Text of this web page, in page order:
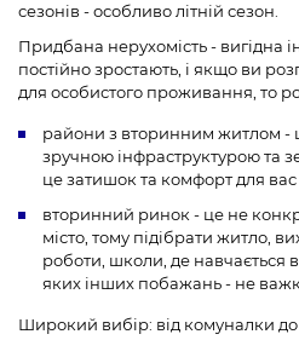
сезонів - особливо літній сезон.
Придбана нерухомість - вигідна
постійно зростають, і якщо ви
для особистого проживання, то
райони з вторинним житлом -
зручною інфраструктурою та
це затишок та комфорт для
вторинний ринок - це не
місто, тому підібрати житло,
роботи, школи, де навчається
яких інших побажань - не
Широкий вибір: від комуналки